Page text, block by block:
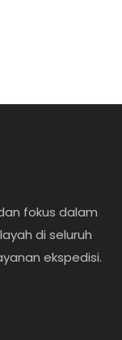
fokus dalam
di seluruh
ekspedisi.